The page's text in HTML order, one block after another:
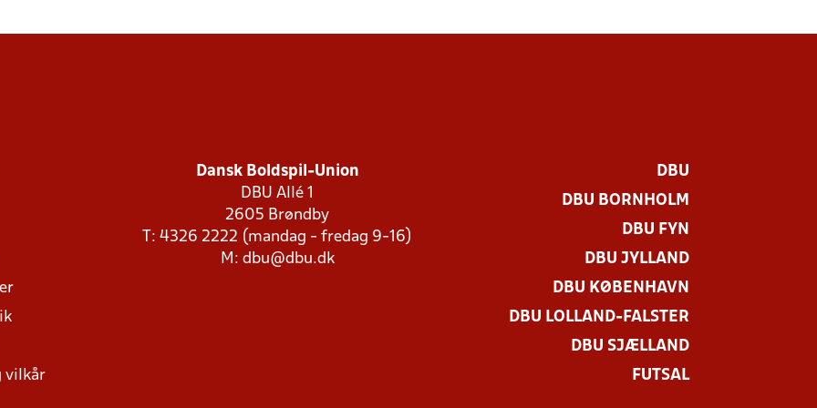
vilkår
Dansk Boldspil-Union
DBU Allé 1
2605 Brøndby
T: 4326 2222 (mandag - fredag 9-16)
M: dbu@dbu.dk
DBU
DBU BORNHOLM
DBU FYN
DBU JYLLAND
DBU KØBENHAVN
DBU LOLLAND-FALSTER
DBU SJÆLLAND
FUTSAL